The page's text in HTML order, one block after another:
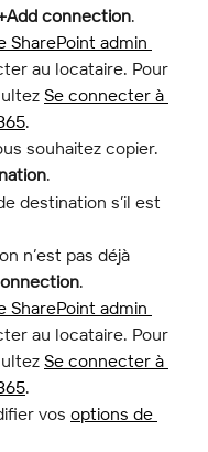
connection.
SharePoint admin
au locataire. Pour
Se connecter à
.
souhaitez copier.
.
destination s’il est
n’est pas déjà
.
SharePoint admin
au locataire. Pour
Se connecter à
.
vos options de